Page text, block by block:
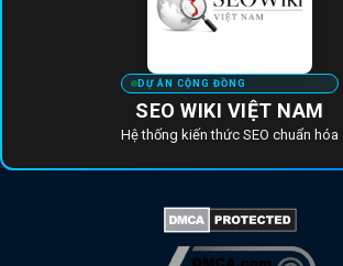
DỰ ÁN CỘNG ĐỒNG
SEO WIKI VIỆT NAM
Hệ thống kiến thức SEO chuẩn hóa